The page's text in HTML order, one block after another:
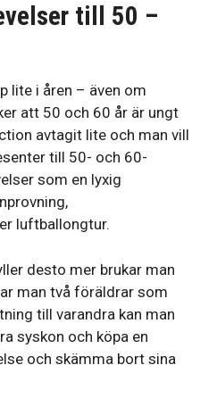
till 50 –
lite i åren – även om
att 50 och 60 år är ungt
avtagit lite och man vill
till 50- och 60-
som en lyxig
luftballongtur.
desto mer brukar man
man två föräldrar som
till varandra kan man
syskon och köpa en
och skämma bort sina